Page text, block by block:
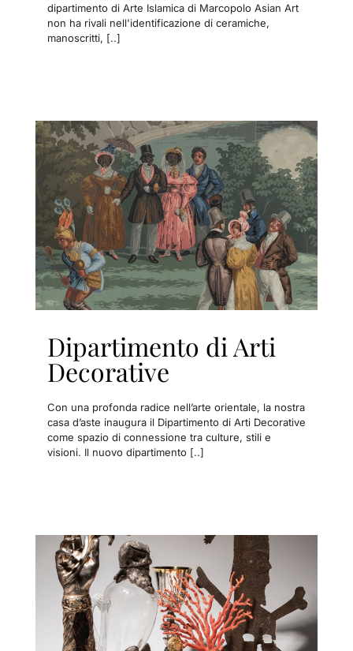
dipartimento di Arte Islamica di Marcopolo Asian Art
non ha rivali nell'identificazione di ceramiche,
manoscritti, [..]
Dipartimento di Arti
Decorative
Con una profonda radice nell’arte orientale, la nostra
casa d’aste inaugura il Dipartimento di Arti Decorative
come spazio di connessione tra culture, stili e
visioni. Il nuovo dipartimento [..]